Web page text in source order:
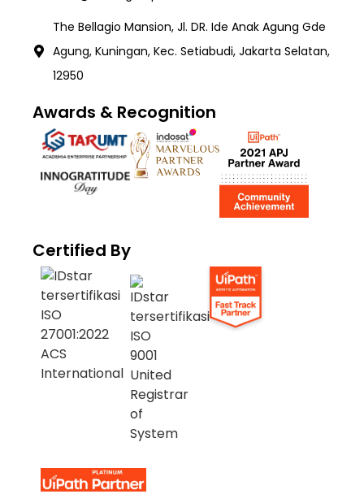
The Bellagio Mansion, Jl. DR. Ide Anak Agung Gde
Agung, Kuningan, Kec. Setiabudi, Jakarta Selatan,
12950
Awards & Recognition
Certified By